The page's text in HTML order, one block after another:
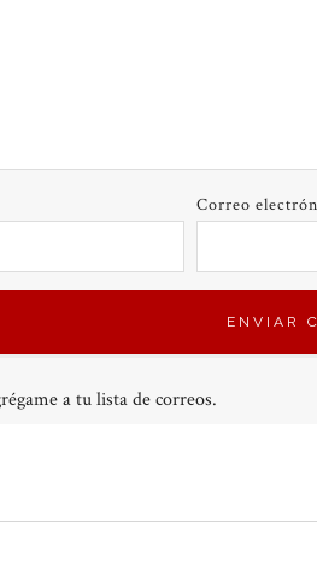
Correo
a tu lista de correos.